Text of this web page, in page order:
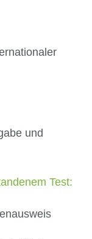
und
Test: